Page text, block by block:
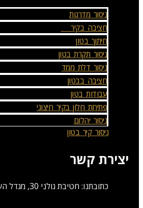
ניסור מדרגות
חציבה בקיר
חיתוך בטון
ניסור תקרת בטון
ניסור דלת ממד
חציבה בבטון
עבודות בטון
פתיחת חלון בקיר חיצוני
ניסור יהלום
ניסור קיר בטון
יצירת קשר
כתובתנו: חטיבת גולני 30, מגדל העמק